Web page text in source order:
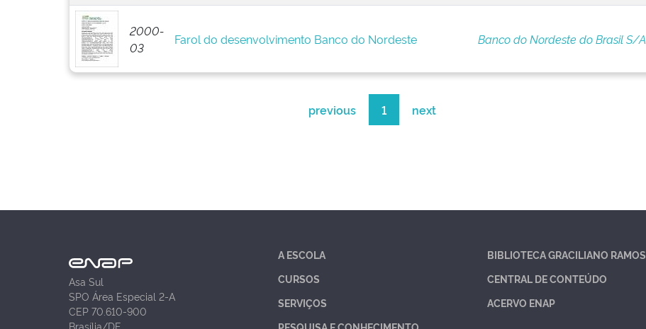
2000-
03
Farol do desenvolvimento Banco do Nordeste Banco do Nordeste do Brasil S/A
previous 1 next
Asa Sul
SPO Área Especial 2-A
CEP 70.610-900
Brasília/DF
A ESCOLA
CURSOS
SERVIÇOS
BIBLIOTECA GRACILIANO RAMOS
CENTRAL DE CONTEÚDO
ACERVO ENAP